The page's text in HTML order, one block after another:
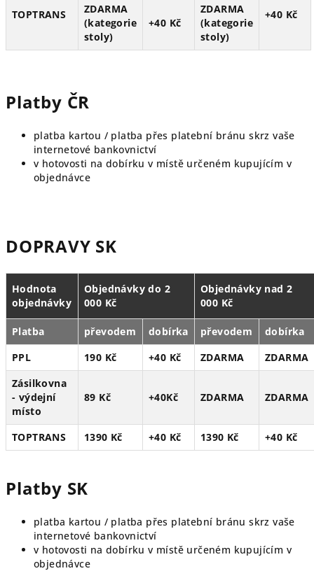
TOPTRANS
ZDARMA
(kategorie
stoly)
+40 Kč
ZDARMA
(kategorie
stoly)
+40 Kč
Platby ČR
platba kartou / platba přes platební bránu skrz vaše
internetové bankovnictví
v hotovosti na dobírku v místě určeném kupujícím v
objednávce
DOPRAVY SK
Hodnota
objednávky
Objednávky do 2
000 Kč
Objednávky nad 2
000 Kč
Platba převodem dobírka převodem
dobírka
PPL
190 Kč +40 Kč ZDARMA
ZDARMA
Zásilkovna
- výdejní
místo
89 Kč +40Kč ZDARMA ZDARMA
TOPTRANS 1390 Kč +40 Kč 1390 Kč +40 Kč
Platby SK
platba kartou / platba přes platební bránu skrz vaše
internetové bankovnictví
v hotovosti na dobírku v místě určeném kupujícím v
objednávce